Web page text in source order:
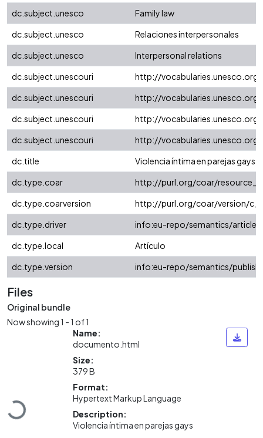
dc.subject.unesco
Family law
dc.subject.unesco
Relaciones interpersonales
dc.subject.unesco
Interpersonal relations
dc.subject.unescouri
http://
dc.subject.unescouri
http://
dc.subject.unescouri
http://
dc.subject.unescouri
http://
dc.title
Violencia íntima en parejas gays
dc.type.coar
http://purl.org/coar/
dc.type.coarversion
http://purl.org/coar/version/
dc.type.driver
info:eu-repo/semantics/article
dc.type.local
Artículo
dc.type.version
info:eu-repo/semantics/
Files
Original bundle
Now showing1 - 1 of 1
Loading...
Name:
documento.html
Size:
379 B
Format:
Hypertext Markup Language
Description:
Violencia íntima en parejas gays